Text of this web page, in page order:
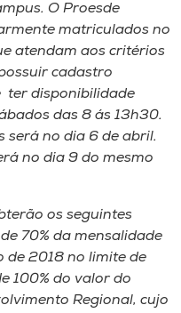
O Proesde
matriculados no
atendam aos critérios
cadastro
ter disponibilidade
das 8 ás 13h30.
será no dia 6 de abril.
no dia 9 do mesmo
os seguintes
70% da mensalidade
de 2018 no limite de
100% do valor do
Regional, cujo